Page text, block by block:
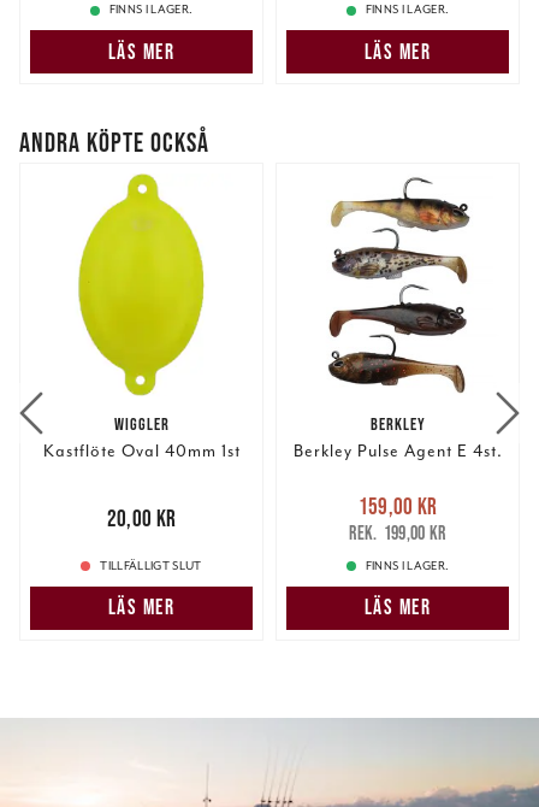
FINNS I LAGER.
LÄS MER
FINNS I LAGER.
LÄS MER
ANDRA KÖPTE OCKSÅ
WIGGLER
Kastflöte Oval 40mm 1st
20,00 kr
20,00 kr
TILLFÄLLIGT SLUT
LÄS MER
BERKLEY
Berkley Pulse Agent E 4st.
Nuvarande pris
159,00 krTidigare pris
199,00 kr
159,00 kr
199,00 kr
FINNS I LAGER.
LÄS MER